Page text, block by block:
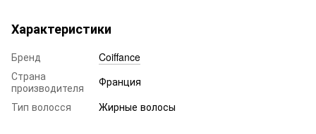
Характеристики
Бренд
Coiffance
Страна
производителя
Франция
Тип волосся
Жирные волосы